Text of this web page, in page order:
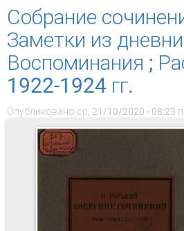
Собрание
Заметки из
Воспоминания ;
1922-1924 гг.
Опубликовано ср, 21/10/2020 - 08:23